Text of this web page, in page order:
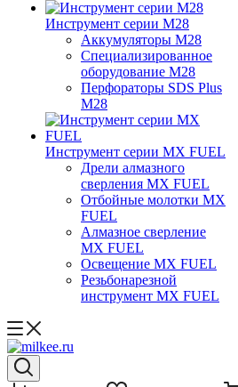
Инструмент серии M28
Аккумуляторы M28
Специализированное
оборудование M28
Перфораторы SDS Plus
M28
Инструмент серии MX FUEL
Дрели алмазного
сверления MX FUEL
Отбойные молотки MX
FUEL
Алмазное сверление
MX FUEL
Освещение MX FUEL
Резьбонарезной
инструмент MX FUEL